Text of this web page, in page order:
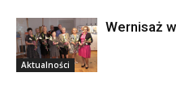
Aktualności
Wernisaż